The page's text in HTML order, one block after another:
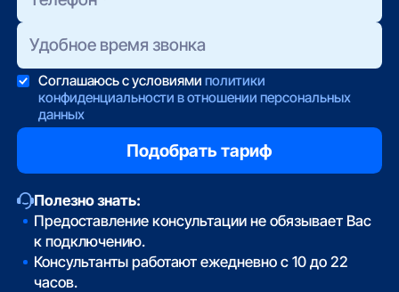
Соглашаюсь с условиями политики
конфиденциальности в отношении персональных
данных
Полезно знать:
Предоставление консультации не обязывает Вас
к подключению.
Консультанты работают ежедневно с 10 до 22
часов.